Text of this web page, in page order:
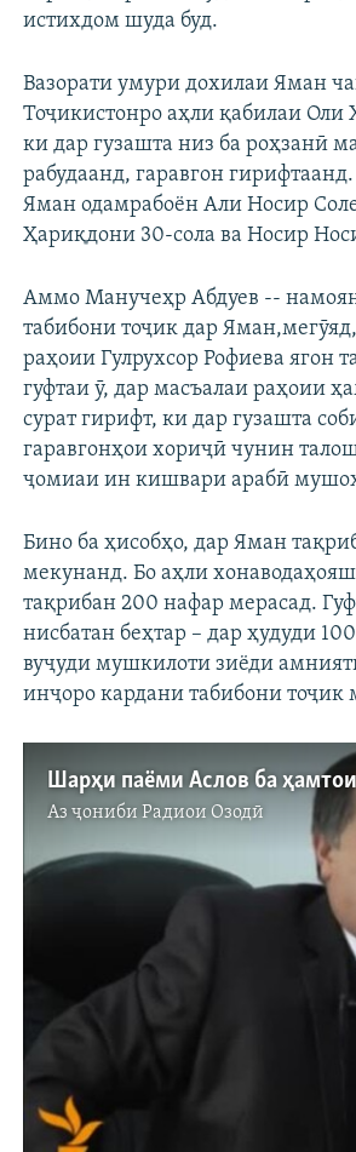
истихдом шуда буд.
Вазорати умури дохилаи Яман
Тоҷикистонро аҳли қабилаи
ки дар гузашта низ ба роҳзанӣ
рабудаанд, гаравгон
Яман одамрабоён Али Носир
Ҳариқдони 30-сола ва Носир
Аммо Манучеҳр Абдуев --
табибони тоҷик дар
раҳоии Гулрухсор Рофиева ягон
гуфтаи ӯ, дар масъалаи раҳоии
сурат гирифт, ки дар гузашта
гаравгонҳои хориҷӣ чунин
ҷомиаи ин кишвари арабӣ
Бино ба ҳисобҳо, дар Яман
мекунанд. Бо аҳли
тақрибан 200 нафар мерасад.
нисбатан беҳтар – дар ҳудуди
вуҷуди мушкилоти зиёди
инҷоро кардани табибони тоҷик
Аз ҷонибиРадиои Озодӣ